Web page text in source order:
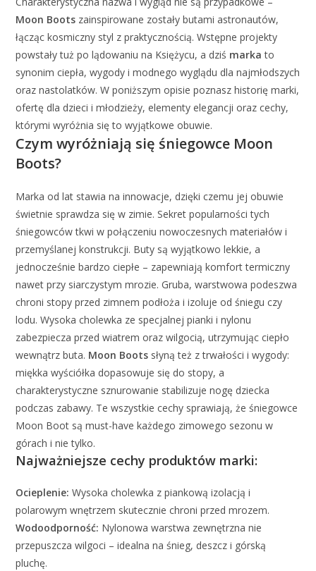
Moon Boots zainspirowane zostały butami astronautów,
łącząc kosmiczny styl z praktycznością. Wstępne projekty
powstały tuż po lądowaniu na Księżycu, a dziś markato
synonim ciepła, wygody i modnego wyglądu dla najmłodszych
oraz nastolatków. W poniższym opisie poznasz historię marki,
ofertę dla dzieci i młodzieży, elementy elegancji oraz cechy,
którymi wyróżnia się to wyjątkowe obuwie.
Czym wyróżniają się śniegowce Moon
Boots?
Marka od lat stawia na innowacje, dzięki czemu jej obuwie
świetnie sprawdza się w zimie. Sekret popularności tych
śniegowców tkwi w połączeniu nowoczesnych materiałów i
przemyślanej konstrukcji. Buty są wyjątkowo lekkie, a
jednocześnie bardzo ciepłe – zapewniają komfort termiczny
nawet przy siarczystym mrozie. Gruba, warstwowa podeszwa
chroni stopy przed zimnem podłoża i izoluje od śniegu czy
lodu. Wysoka cholewka ze specjalnej pianki i nylonu
zabezpiecza przed wiatrem oraz wilgocią, utrzymując ciepło
wewnątrz buta. Moon Boots słyną też z trwałości i wygody:
miękka wyściółka dopasowuje się do stopy, a
charakterystyczne sznurowanie stabilizuje nogę dziecka
podczas zabawy. Te wszystkie cechy sprawiają, że śniegowce
Moon Boot są must-have każdego zimowego sezonu w
górach i nie tylko.
Najważniejsze cechy produktów marki:
Ocieplenie: Wysoka cholewka z piankową izolacją i
polarowym wnętrzem skutecznie chroni przed mrozem.
Wodoodporność: Nylonowa warstwa zewnętrzna nie
przepuszcza wilgoci – idealna na śnieg, deszcz i górską
pluchę.